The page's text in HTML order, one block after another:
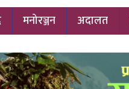
मनोरञ्जन अदालत